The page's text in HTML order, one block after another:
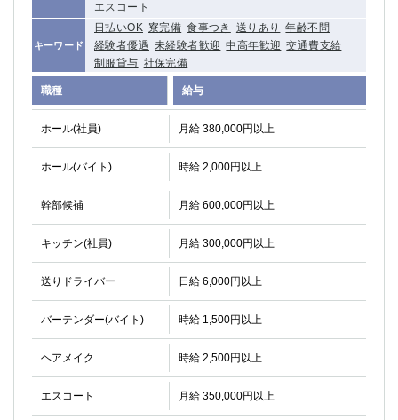
エスコート
キーワード
日払いOK 寮完備 食事つき 送りあり
年齢不問
経験者優遇 未経験者歓迎 中高年歓迎 交通費支給
制服貸与 社保完備
職種 給与
ホール(社員) 月給 380,000円以上
ホール(バイト) 時給 2,000円以上
幹部候補 月給 600,000円以上
キッチン(社員) 月給 300,000円以上
送りドライバー 日給 6,000円以上
バーテンダー(バイト) 時給 1,500円以上
ヘアメイク 時給 2,500円以上
エスコート 月給 350,000円以上